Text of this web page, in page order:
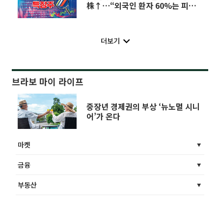
株↑⋯“외국인 환자 60%는 피부과
더보기
브라보 마이 라이프
중장년 경제권의 부상 ‘뉴노멀 시니
어’가 온다
마켓
금융
부동산